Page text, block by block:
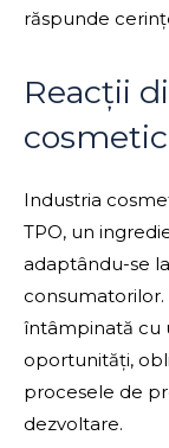
răspunde
Reacții
Industria
TPO, un
adaptându-se
întâmpinată cu
oportunități,
procesele de
dezvoltare.